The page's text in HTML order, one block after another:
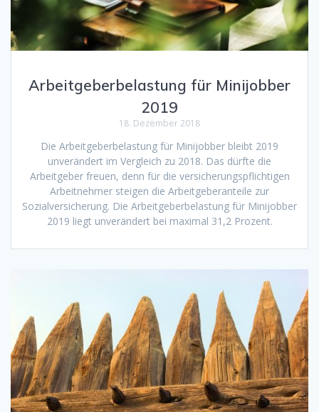
Arbeitgeberbelastung für Minijobber
2019
18. Dezember 2018
Die Arbeitgeberbelastung für Minijobber bleibt 2019
unverändert im Vergleich zu 2018. Das dürfte die
Arbeitgeber freuen, denn für die versicherungspflichtigen
Arbeitnehmer steigen die Arbeitgeberanteile zur
Sozialversicherung. Die Arbeitgeberbelastung für Minijobber
2019 liegt unverändert bei maximal 31,2 Prozent.